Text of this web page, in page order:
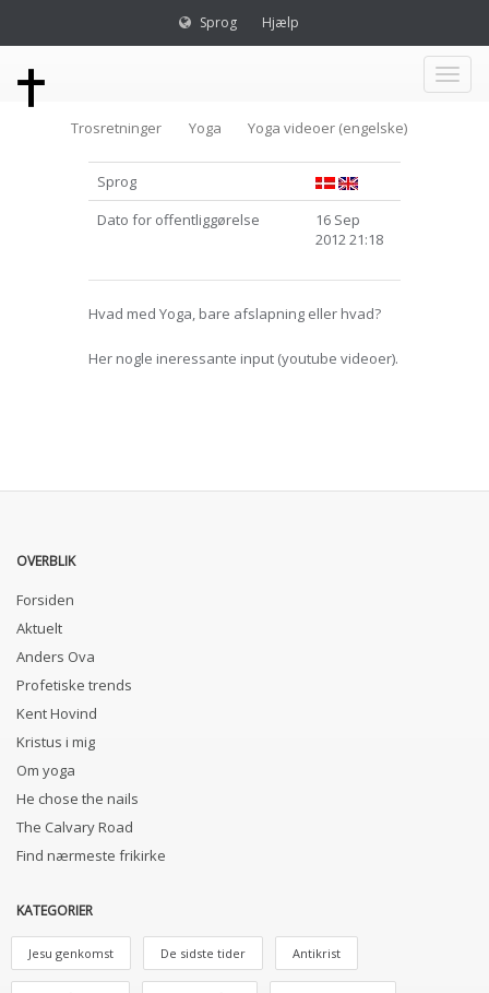
Sprog Hjælp
Toggle
Trosretninger Yoga Yoga videoer (engelske)
Sprog
Dato for offentliggørelse
16 Sep
2012 21:18
Hvad med Yoga, bare afslapning eller hvad?
Her nogle ineressante input (youtube videoer).
OVERBLIK
Forsiden
Aktuelt
Anders Ova
Profetiske trends
Kent Hovind
Kristus i mig
Om yoga
He chose the nails
The Calvary Road
Find nærmeste frikirke
KATEGORIER
Jesu genkomst De sidste tider Antikrist